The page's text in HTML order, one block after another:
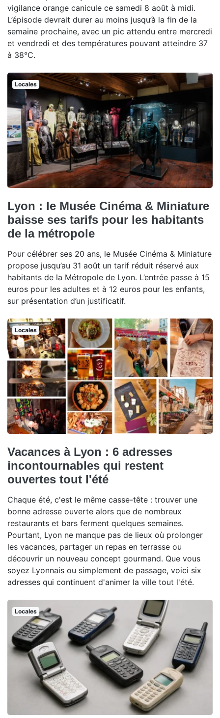
vigilance orange canicule ce samedi 8 août à midi.
L’épisode devrait durer au moins jusqu’à la fin de la
semaine prochaine, avec un pic attendu entre mercredi
et vendredi et des températures pouvant atteindre 37
à 38°C.
Locales
Lyon : le Musée Cinéma & Miniature
baisse ses tarifs pour les habitants
de la métropole
Pour célébrer ses 20 ans, le Musée Cinéma & Miniature
propose jusqu’au 31 août un tarif réduit réservé aux
habitants de la Métropole de Lyon. L’entrée passe à 15
euros pour les adultes et à 12 euros pour les enfants,
sur présentation d’un justificatif.
Locales
Vacances à Lyon : 6 adresses
incontournables qui restent
ouvertes tout l'été
Chaque été, c'est le même casse-tête : trouver une
bonne adresse ouverte alors que de nombreux
restaurants et bars ferment quelques semaines.
Pourtant, Lyon ne manque pas de lieux où prolonger
les vacances, partager un repas en terrasse ou
découvrir un nouveau concept gourmand. Que vous
soyez Lyonnais ou simplement de passage, voici six
adresses qui continuent d'animer la ville tout l'été.
Locales